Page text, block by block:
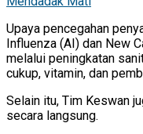
Upaya pencegahan
Influenza (AI) dan New
melalui peningkatan
cukup, vitamin, dan
Selain itu, Tim Keswan
secara langsung.